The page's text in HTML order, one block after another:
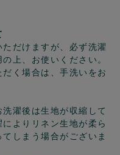
だけますが、必ず洗濯
上、お使いください。
だく場合は、手洗いをお
濯後は生地が収縮して
よりリネン生地が柔ら
しまう場合がございま